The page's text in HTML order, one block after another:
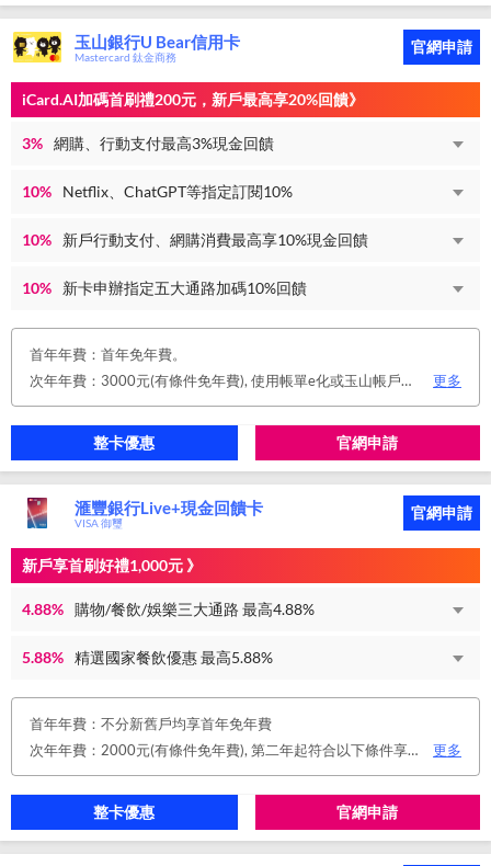
玉山銀行U Bear信用卡
Mastercard 鈦金商務
官網申請
iCard.AI加碼首刷禮200元，新戶最高享20%回饋》
3% 網購、行動支付最高3%現金回饋
10% Netflix、ChatGPT等指定訂閱10%
10% 新戶行動支付、網購消費最高享10%現金回饋
10% 新卡申辦指定五大通路加碼10%回饋
首年年費：首年免年費。
次年年費：3000元(有條件免年費), 使用帳單e化或玉山帳戶自動扣繳信用卡款或任消費一筆享免年費優惠。
更多
整卡優惠 官網申請
滙豐銀行Live+現金回饋卡
VISA 御璽
官網申請
新戶享首刷好禮1,000元 》
4.88% 購物/餐飲/娛樂三大通路 最高4.88%
5.88% 精選國家餐飲優惠 最高5.88%
首年年費：不分新舊戶均享首年免年費
次年年費：2000元(有條件免年費), 第二年起符合以下條件享年費優惠辦法 • 使用非紙本帳單(電子帳單或行動帳單)終身免年費 • 前一年消費滿 8 萬或 12 次享次年免年費
更多
整卡優惠 官網申請